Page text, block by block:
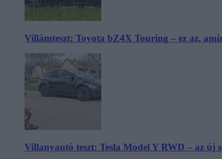
Villámteszt: Toyota bZ4X Touring – ez az,
Villanyautó teszt: Tesla Model Y RWD – az új